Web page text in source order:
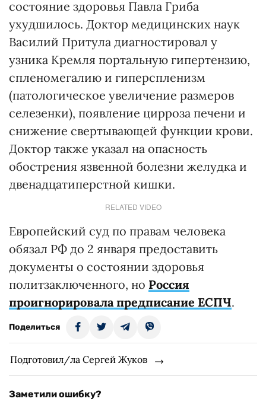
состояние здоровья Павла Гриба
ухудшилось. Доктор медицинских наук
Василий Притула диагностировал у
узника Кремля портальную гипертензию,
спленомегалию и гиперспленизм
(патологическое увеличение размеров
селезенки), появление цирроза печени и
снижение свертывающей функции крови.
Доктор также указал на опасность
обострения язвенной болезни желудка и
двенадцатиперстной кишки.
RELATED VIDEO
Европейский суд по правам человека
обязал РФ до 2 января предоставить
документы о состоянии здоровья
политзаключенного, но Россия
проигнорировала предписание ЕСПЧ.
Поделиться
Подготовил/ла Сергей Жуков
Заметили ошибку?